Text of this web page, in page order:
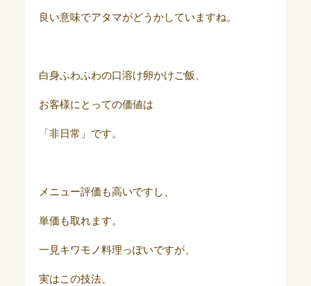
良い意味でアタマがどうかしていますね。
白身ふわふわの口溶け卵かけご飯、
お客様にとっての価値は
「非日常」です。
メニュー評価も高いですし、
単価も取れます。
一見キワモノ料理っぽいですが、
実はこの技法、